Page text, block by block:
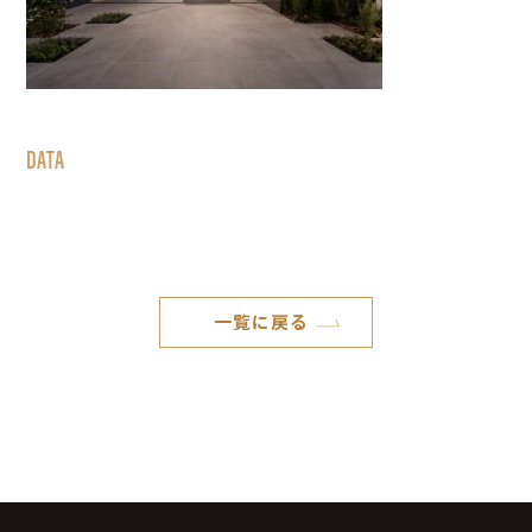
DATA
一覧に戻る